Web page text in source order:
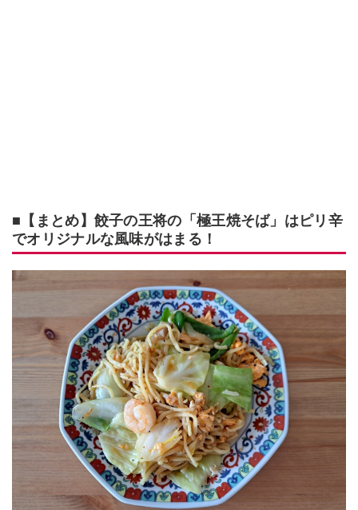
■【まとめ】餃子の王将の「極王焼そば」はピリ辛
でオリジナルな風味がはまる！